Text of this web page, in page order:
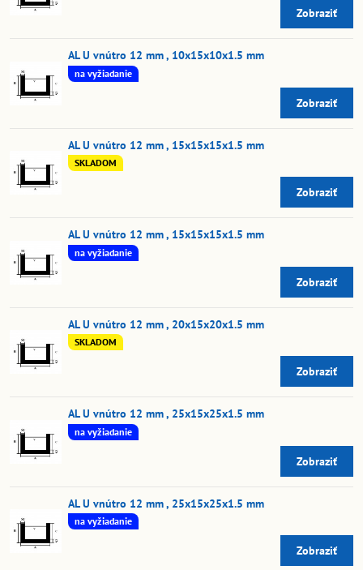
Zobraziť
AL U vnútro 12 mm , 10x15x10x1.5 mm
na vyžiadanie
Zobraziť
AL U vnútro 12 mm , 15x15x15x1.5 mm
SKLADOM
Zobraziť
AL U vnútro 12 mm , 15x15x15x1.5 mm
na vyžiadanie
Zobraziť
AL U vnútro 12 mm , 20x15x20x1.5 mm
SKLADOM
Zobraziť
AL U vnútro 12 mm , 25x15x25x1.5 mm
na vyžiadanie
Zobraziť
AL U vnútro 12 mm , 25x15x25x1.5 mm
na vyžiadanie
Zobraziť